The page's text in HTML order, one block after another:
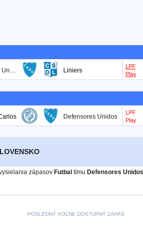
Defensores Unidos Liniers
LPF
Play
Defensores Unidos
LPF
Play
zápasov Futbal tímu Defensores Unidos
POSLEDNÝ VOĽNE DOSTUPNÝ ZÁPAS